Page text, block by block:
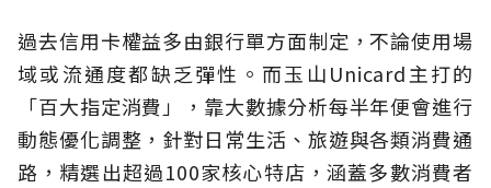
過去信用卡權益多由銀行單方面制定，不論使用場
域或流通度都缺乏彈性。而玉山Unicard主打的
「百大指定消費」，靠大數據分析每半年便會進行
動態優化調整，針對日常生活、旅遊與各類消費通
路，精選出超過100家核心特店，涵蓋多數消費者